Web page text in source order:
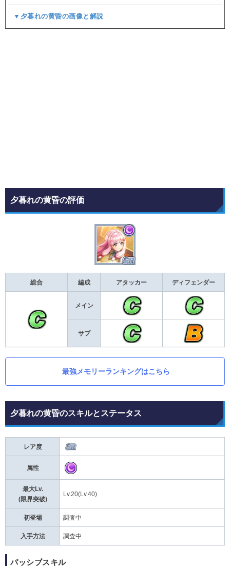
▼夕暮れの黄昏の画像と解説
夕暮れの黄昏の評価
総合 編成 アタッカー ディフェンダー
メイン
サブ
最強メモリーランキングはこちら
夕暮れの黄昏のスキルとステータス
レア度
属性
最大Lv.
(限界突破)
Lv.20(Lv.40)
初登場 調査中
入手方法 調査中
パッシブスキル